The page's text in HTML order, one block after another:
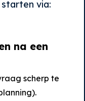
via:
na een
scherp te